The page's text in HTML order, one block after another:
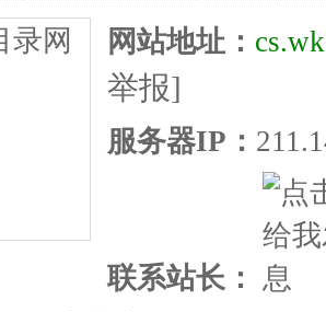
网站地址：
举报]
服务器IP：
联系站长：